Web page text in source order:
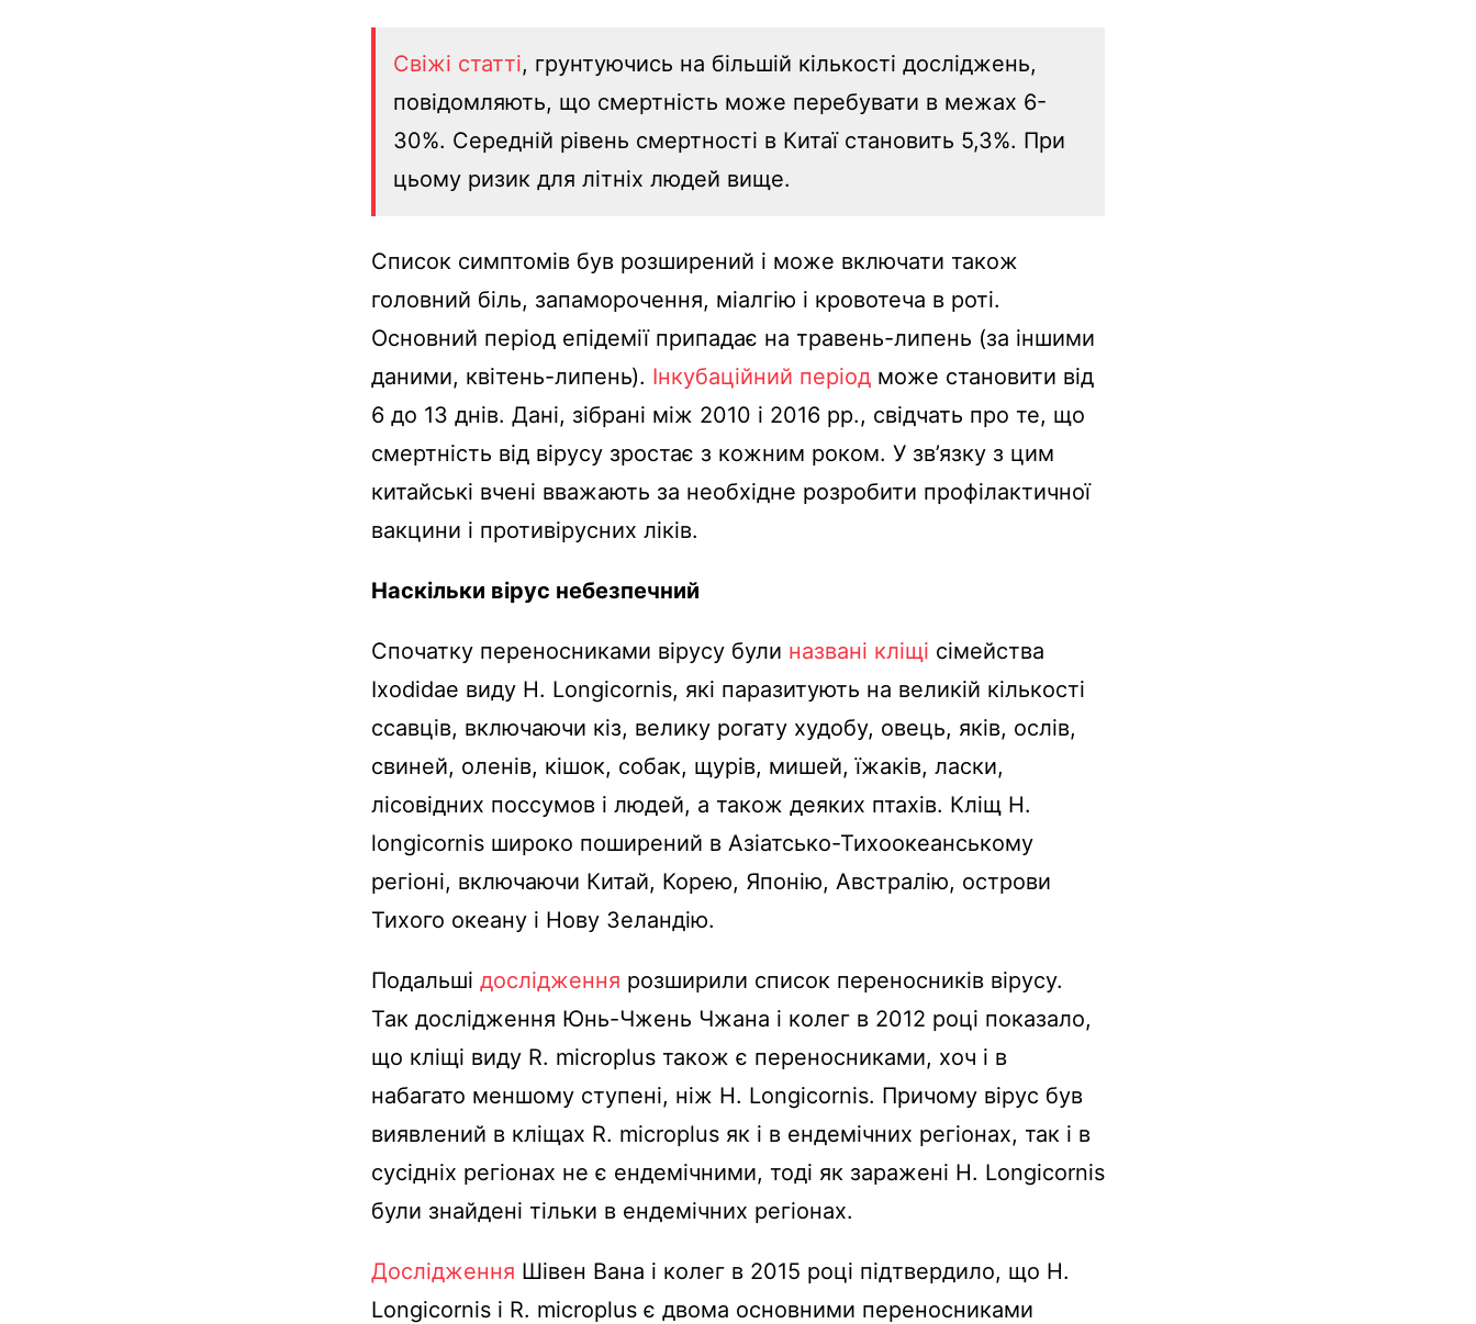
Свіжі статті, грунтуючись на більшій кількості досліджень,
повідомляють, що смертність може перебувати в межах 6-
30%. Середній рівень смертності в Китаї становить 5,3%. При
цьому ризик для літніх людей вище.
Список симптомів був розширений і може включати також
головний біль, запаморочення, міалгію і кровотеча в роті.
Основний період епідемії припадає на травень-липень (за іншими
даними, квітень-липень). Інкубаційний період може становити від
6 до 13 днів. Дані, зібрані між 2010 і 2016 рр., свідчать про те, що
смертність від вірусу зростає з кожним роком. У зв’язку з цим
китайські вчені вважають за необхідне розробити профілактичної
вакцини і противірусних ліків.
Наскільки вірус небезпечний
Спочатку переносниками вірусу були названі кліщі сімейства
Ixodidae виду H. Longicornis, які паразитують на великій кількості
ссавців, включаючи кіз, велику рогату худобу, овець, яків, ослів,
свиней, оленів, кішок, собак, щурів, мишей, їжаків, ласки,
лісовідних поссумов і людей, а також деяких птахів. Кліщ H.
longicornis широко поширений в Азіатсько-Тихоокеанському
регіоні, включаючи Китай, Корею, Японію, Австралію, острови
Тихого океану і Нову Зеландію.
Подальші дослідження розширили список переносників вірусу.
Так дослідження Юнь-Чжень Чжана і колег в 2012 році показало,
що кліщі виду R. microplus також є переносниками, хоч і в
набагато меншому ступені, ніж H. Longicornis. Причому вірус був
виявлений в кліщах R. microplus як і в ендемічних регіонах, так і в
сусідніх регіонах не є ендемічними, тоді як заражені H. Longicornis
були знайдені тільки в ендемічних регіонах.
Дослідження Шівен Вана і колег в 2015 році підтвердило, що H.
Longicornis і R. microplus є двома основними переносниками